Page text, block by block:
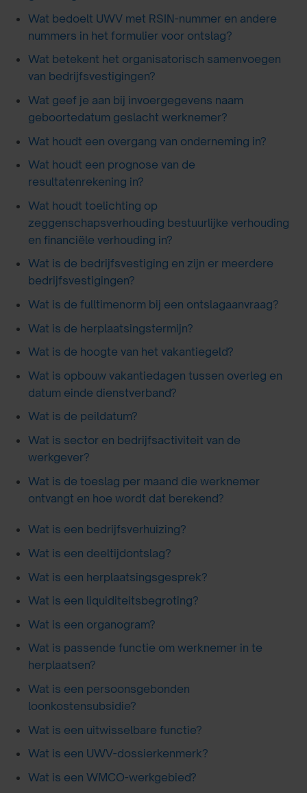
Wat bedoelt UWV met RSIN-nummer en andere
nummers in het formulier voor ontslag?
Wat betekent het organisatorisch samenvoegen
van bedrijfsvestigingen?
Wat geef je aan bij invoergegevens naam
geboortedatum geslacht werknemer?
Wat houdt een overgang van onderneming in?
Wat houdt een prognose van de
resultatenrekening in?
Wat houdt toelichting op
zeggenschapsverhouding bestuurlijke verhouding
en financiële verhouding in?
Wat is de bedrijfsvestiging en zijn er meerdere
bedrijfsvestigingen?
Wat is de fulltimenorm bij een ontslagaanvraag?
Wat is de herplaatsingstermijn?
Wat is de hoogte van het vakantiegeld?
Wat is opbouw vakantiedagen tussen overleg en
datum einde dienstverband?
Wat is de peildatum?
Wat is sector en bedrijfsactiviteit van de
werkgever?
Wat is de toeslag per maand die werknemer
ontvangt en hoe wordt dat berekend?
Wat is een bedrijfsverhuizing?
Wat is een deeltijdontslag?
Wat is een herplaatsingsgesprek?
Wat is een liquiditeitsbegroting?
Wat is een organogram?
Wat is passende functie om werknemer in te
herplaatsen?
Wat is een persoonsgebonden
loonkostensubsidie?
Wat is een uitwisselbare functie?
Wat is een UWV-dossierkenmerk?
Wat is een WMCO-werkgebied?